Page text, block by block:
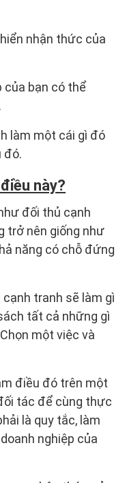
nhận thức của
của bạn có thể
làm một cái gì đó
đó.
này?
đối thủ cạnh
trở nên giống như
năng có chỗ đứng
tranh sẽ làm gì
tất cả những gì
một việc và
điều đó trên một
tác để cùng thực
là quy tắc, làm
nghiệp của